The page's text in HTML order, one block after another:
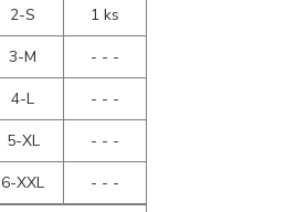
2-S
1 ks
3-M
- - -
4-L
- - -
5-XL
- - -
6-XXL
- - -